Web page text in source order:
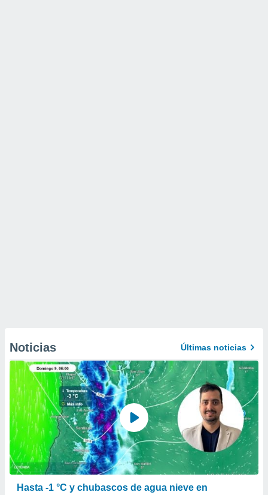
Noticias Últimas noticias
Hasta -1 °C y chubascos de agua nieve en